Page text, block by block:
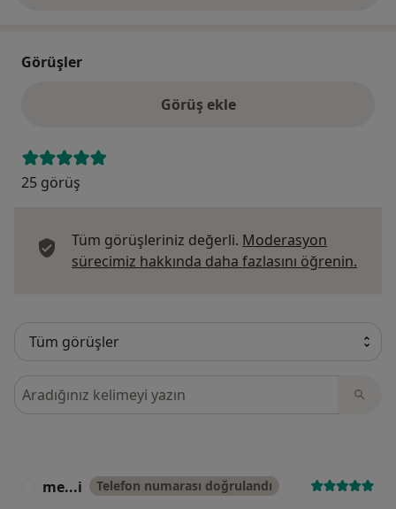
Görüşler
Görüş ekle
25 görüş
Tüm görüşleriniz değerli. Moderasyon
sürecimiz hakkında daha fazlasını öğrenin.
Görüşler içerisinde ara
me...i Telefon numarası doğrulandı